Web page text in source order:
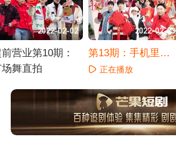
2022-02-02
营业第10期：
舞直拍
2022-02-03
第13期：手机里的
女儿（中）
正在播放